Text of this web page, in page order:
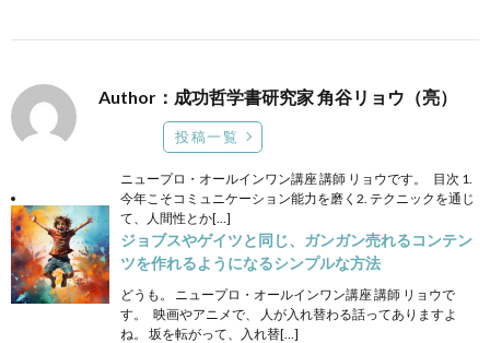
Author：成功哲学書研究家 角谷リョウ（亮）
投稿一覧
ニュープロ・オールインワン講座 講師 リョウです。 目次 1.
今年こそコミュニケーション能力を磨く2. テクニックを通じ
て、人間性とか[…]
ジョブスやゲイツと同じ、ガンガン売れるコンテン
ツを作れるようになるシンプルな方法
どうも。 ニュープロ・オールインワン講座 講師 リョウで
す。 映画やアニメで、 人が入れ替わる話ってありますよ
ね。 坂を転がって、入れ替[…]